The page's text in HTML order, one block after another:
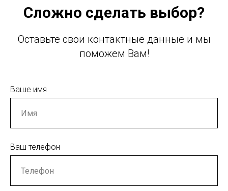
Сложно сделать выбор?
Оставьте свои контактные данные и мы
поможем Вам!
Ваше имя
Ваш телефон